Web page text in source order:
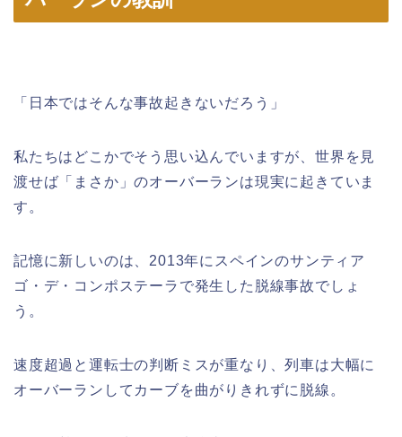
「日本ではそんな事故起きないだろう」
私たちはどこかでそう思い込んでいますが、世界を見
渡せば「まさか」のオーバーランは現実に起きていま
す。
記憶に新しいのは、2013年にスペインのサンティア
ゴ・デ・コンポステーラで発生した脱線事故でしょ
う。
速度超過と運転士の判断ミスが重なり、列車は大幅に
オーバーランしてカーブを曲がりきれずに脱線。